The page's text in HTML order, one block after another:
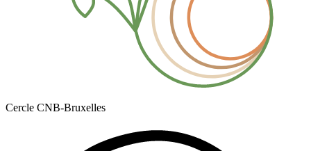
Cercle CNB-Bruxelles